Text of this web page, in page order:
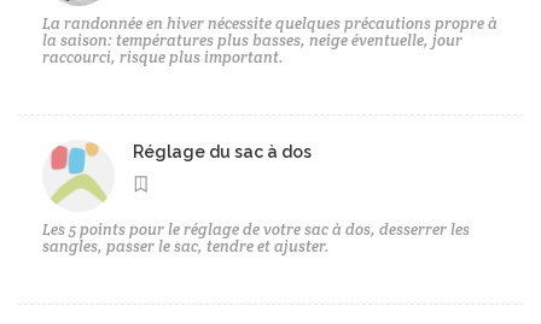
La randonnée en hiver nécessite quelques précautions propre à
la saison: températures plus basses, neige éventuelle, jour
raccourci, risque plus important.
Réglage du sac à dos
Les 5 points pour le réglage de votre sac à dos, desserrer les
sangles, passer le sac, tendre et ajuster.